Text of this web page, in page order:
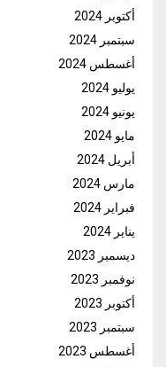
أكتوبر 2024
سبتمبر 2024
أغسطس 2024
يوليو 2024
يونيو 2024
مايو 2024
أبريل 2024
مارس 2024
فبراير 2024
يناير 2024
ديسمبر 2023
نوفمبر 2023
أكتوبر 2023
سبتمبر 2023
أغسطس 2023